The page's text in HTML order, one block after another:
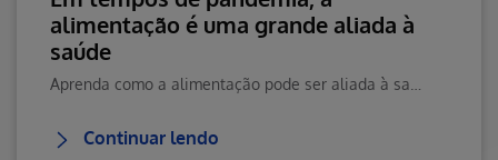
alimentação é uma grande aliada à
saúde
Continuar lendo